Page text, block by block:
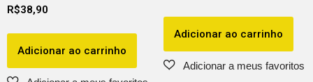
R$38,90
Adicionar ao carrinho
Adicionar ao carrinho